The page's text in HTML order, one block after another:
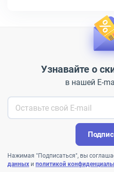
Узнавайте о
в нашей E-
Нажимая "Подписаться", вы
данных и политикой